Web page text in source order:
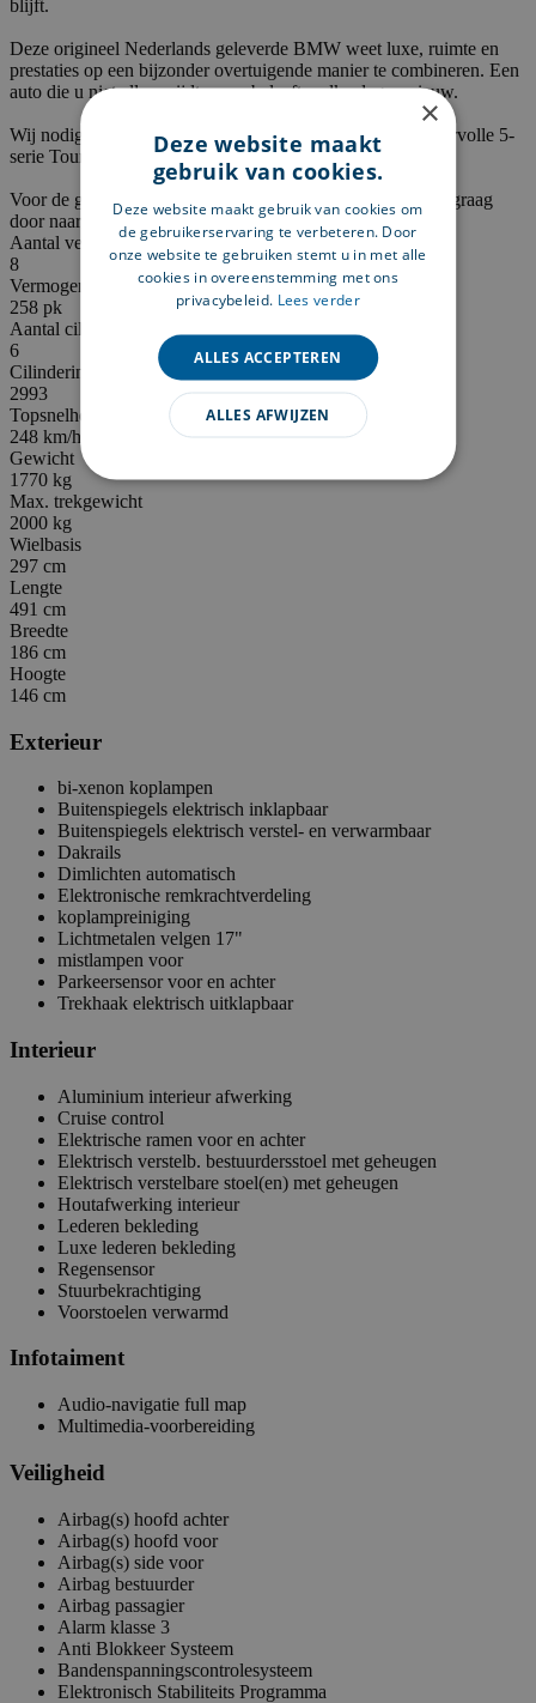
blijft.
Deze origineel Nederlands geleverde BMW weet luxe, ruimte en
prestaties op een bijzonder overtuigende manier te combineren. Een
auto die u niet alleen rijdt, maar beleeft – elke dag opnieuw.
Wij nodigen u van harte uit om deze veelzijdige en karaktervolle 5-
serie Touring zelf te komen ervaren.
Voor de gehele fotoreportage en optielijst, verwijzen wij u graag
door naar onze eigen website: www.benbakkerautos.nl
Aantal versnellingen
8
Vermogen
258 pk
Aantal cilinders
6
Cilinderinhoud
2993
Topsnelheid
248 km/h
Gewicht
1770 kg
Max. trekgewicht
2000 kg
Wielbasis
297 cm
Lengte
491 cm
Breedte
186 cm
Hoogte
146 cm
Exterieur
bi-xenon koplampen
Buitenspiegels elektrisch inklapbaar
Buitenspiegels elektrisch verstel- en verwarmbaar
Dakrails
Dimlichten automatisch
Elektronische remkrachtverdeling
koplampreiniging
Lichtmetalen velgen 17"
mistlampen voor
Parkeersensor voor en achter
Trekhaak elektrisch uitklapbaar
Interieur
Aluminium interieur afwerking
Cruise control
Elektrische ramen voor en achter
Elektrisch verstelb. bestuurdersstoel met geheugen
Elektrisch verstelbare stoel(en) met geheugen
Houtafwerking interieur
Lederen bekleding
Luxe lederen bekleding
Regensensor
Stuurbekrachtiging
Voorstoelen verwarmd
Infotaiment
Audio-navigatie full map
Multimedia-voorbereiding
Veiligheid
Airbag(s) hoofd achter
Airbag(s) hoofd voor
Airbag(s) side voor
Airbag bestuurder
Airbag passagier
Alarm klasse 3
Anti Blokkeer Systeem
Bandenspanningscontrolesysteem
Elektronisch Stabiliteits Programma
×
Deze website maakt
gebruik van cookies.
Deze website maakt gebruik van cookies om
de gebruikerservaring te verbeteren. Door
onze website te gebruiken stemt u in met alle
cookies in overeenstemming met ons
privacybeleid. Lees verder
ALLES ACCEPTEREN
ALLES AFWIJZEN